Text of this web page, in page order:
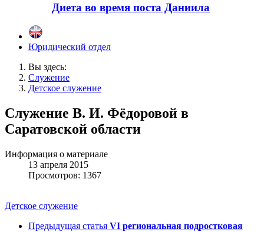
Диета во время поста Даниила
Юридический отдел
Вы здесь:
Служение
Детское служение
Служение В. И. Фёдоровой в
Саратовской области
Информация о материале
13 апреля 2015
Просмотров: 1367
Детское служение
Предыдущая статья VI региональная подростковая